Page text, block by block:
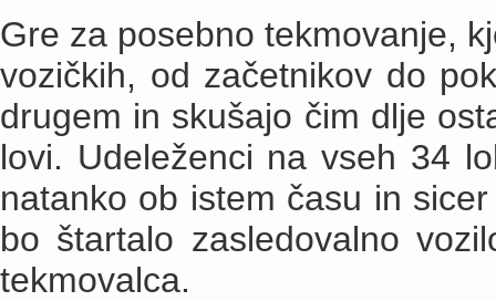
Gre za posebno tekmovanje,
vozičkih, od začetnikov do
drugem in skušajo čim dlje
lovi. Udeleženci na vseh 34
natanko ob istem času in
bo štartalo zasledovalno
tekmovalca.